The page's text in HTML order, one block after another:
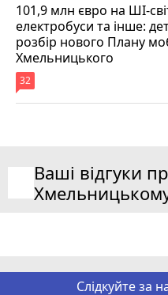
101,9 млн євро на ШІ-
електробуси та інше:
розбір нового Плану
Хмельницького
32
Ваші відгуки
Слідкуйте за